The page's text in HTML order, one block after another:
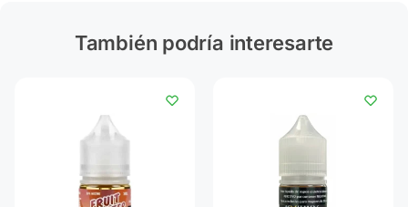
También podría interesarte